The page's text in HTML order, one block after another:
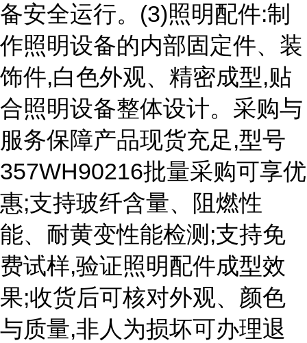
备安全运行。(3)照明配件:制
作照明设备的内部固定件、装
饰件,白色外观、精密成型,贴
合照明设备整体设计。采购与
服务保障产品现货充足,型号
357WH90216批量采购可享优
惠;支持玻纤含量、阻燃性
能、耐黄变性能检测;支持免
费试样,验证照明配件成型效
果;收货后可核对外观、颜色
与质量,非人为损坏可办理退